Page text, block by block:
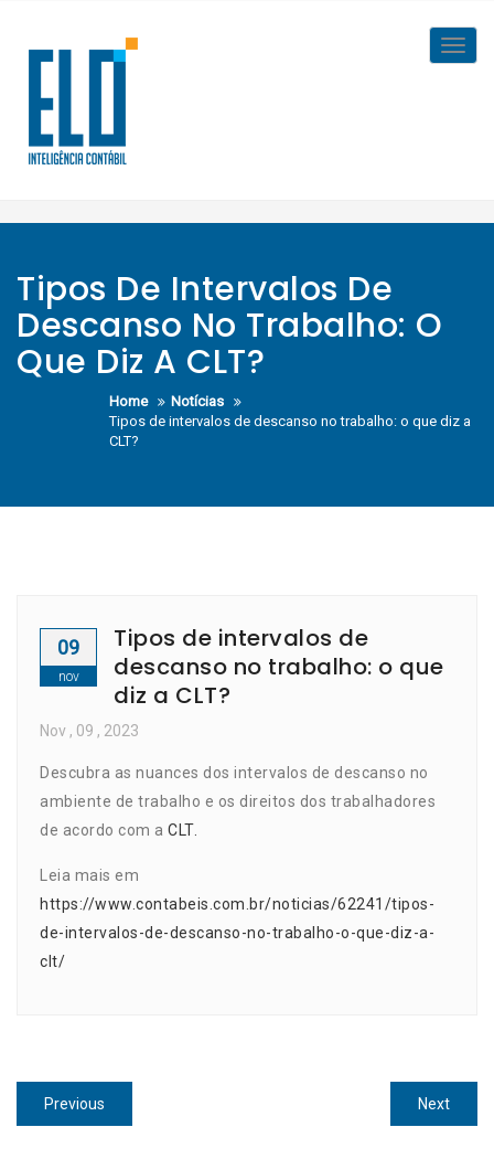
content
Tipos De Intervalos De
Descanso No Trabalho: O
Que Diz A CLT?
Home
Notícias
Tipos de intervalos de descanso no trabalho: o que diz a
CLT?
09
nov
Tipos de intervalos de
descanso no trabalho: o que
diz a CLT?
Nov , 09 , 2023
Descubra as nuances dos intervalos de descanso no
ambiente de trabalho e os direitos dos trabalhadores
de acordo com a CLT.
Leia mais em
https://www.contabeis.com.br/noticias/62241/tipos-
de-intervalos-de-descanso-no-trabalho-o-que-diz-a-
clt/
Navegação
de
Previous
post:
NextNext
post: